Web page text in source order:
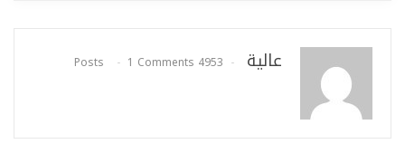
عالية 4953 Posts
1 Comments